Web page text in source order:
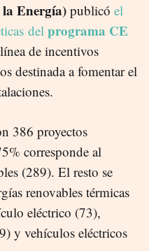
Energía) publicó el
del programa CE
de incentivos
destinada a fomentar el
386 proyectos
corresponde al
(289). El resto se
renovables térmicas
eléctrico (73),
y vehículos eléctricos